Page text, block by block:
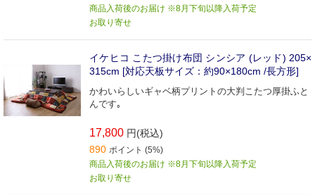
商品入荷後のお届け ※8月下旬以降入荷予定
お取り寄せ
イケヒコ こたつ掛け布団 シンシア (レッド) 205×
315cm [対応天板サイズ：約90×180cm /長方形]
かわいらしいギャベ柄プリントの大判こたつ厚掛ふと
んです｡
17,800 円(税込)
890 ポイント (5%)
商品入荷後のお届け ※8月下旬以降入荷予定
お取り寄せ